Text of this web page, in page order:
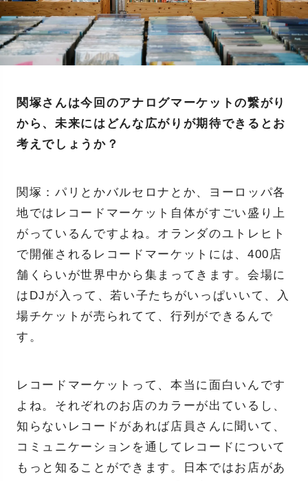
関塚さんは今回のアナログマーケットの繋がり
から、未来にはどんな広がりが期待できるとお
考えでしょうか？
関塚：パリとかバルセロナとか、ヨーロッパ各
地ではレコードマーケット自体がすごい盛り上
がっているんですよね。オランダのユトレヒト
で開催されるレコードマーケットには、400店
舗くらいが世界中から集まってきます。会場に
はDJが入って、若い子たちがいっぱいいて、入
場チケットが売られてて、行列ができるんで
す。
レコードマーケットって、本当に面白いんです
よね。それぞれのお店のカラーが出ているし、
知らないレコードがあれば店員さんに聞いて、
コミュニケーションを通してレコードについて
もっと知ることができます。日本ではお店があ